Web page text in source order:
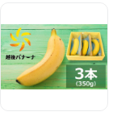
柏崎市 】